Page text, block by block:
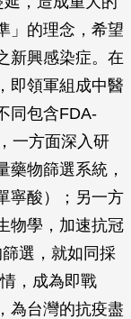
」的理念，希望
新興感染症。在
即領軍組成中醫
同包含FDA-
一方面深入研
藥物篩選系統，
寧酸）；另一方
物學，加速抗冠
選，就如同採
，成為即戰
為台灣的抗疫盡